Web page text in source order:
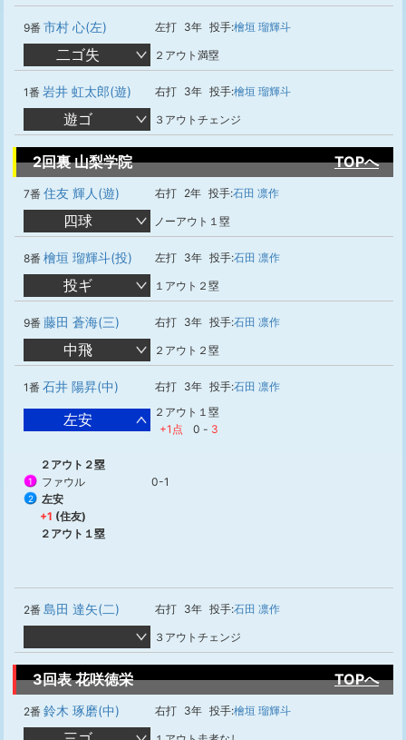
9番 市村 心(左) 左打 3年 投手:檜垣 瑠輝斗
二ゴ失 ２アウト満塁
1番 岩井 虹太郎(遊) 右打 3年 投手:檜垣 瑠輝斗
遊ゴ ３アウトチェンジ
2回裏 山梨学院 TOPへ
7番 住友 輝人(遊) 右打 2年 投手:石田 凛作
四球 ノーアウト１塁
8番 檜垣 瑠輝斗(投) 左打 3年 投手:石田 凛作
投ギ １アウト２塁
9番 藤田 蒼海(三) 右打 3年 投手:石田 凛作
中飛 ２アウト２塁
1番 石井 陽昇(中) 右打 3年 投手:石田 凛作
左安
２アウト１塁
+1点
0 - 3
２アウト２塁
1 ファウル 0-1
2
左安
+1 (住友)
２アウト１塁
2番 島田 達矢(二) 右打 3年 投手:石田 凛作
３アウトチェンジ
3回表 花咲徳栄 TOPへ
2番 鈴木 琢磨(中) 右打 3年 投手:檜垣 瑠輝斗